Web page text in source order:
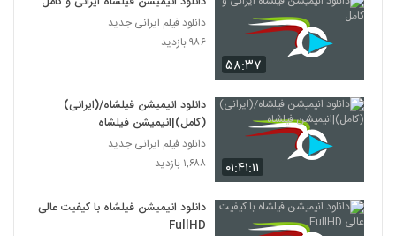
۵۸:۳۷
دانلود فیلم ایرانی جدید
۹۸۶ بازدید
۰۱:۴۱:۱۱
دانلود انیمیشن فیلشاه/(ایرانی)
(کامل)|انیمیشن فیلشاه
دانلود فیلم ایرانی جدید
۱,۶۸۸ بازدید
دانلود انیمیشن فیلشاه با کیفیت عالی
FullHD